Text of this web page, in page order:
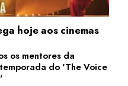
hoje aos cinemas
os mentores da
do 'The Voice